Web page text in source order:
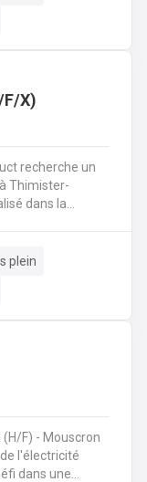
F/X)
Thimister-
un
plein
F) - Mouscron
dans une